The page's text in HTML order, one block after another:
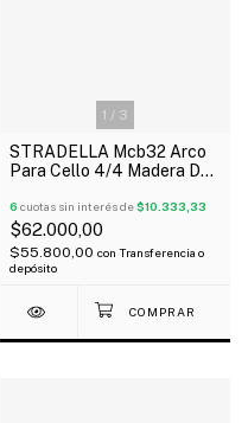
1 / 3
STRADELLA Mcb32 Arco
Para Cello 4/4 Madera De
6 cuotas sin interés de$10.333,33
$62.000,00
$55.800,00 con Transferencia o
depósito